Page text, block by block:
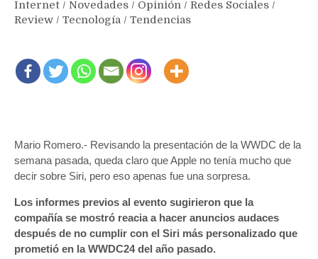
Internet / Novedades / Opinión / Redes Sociales /
Review / Tecnología / Tendencias
Mario Romero.- Revisando la presentación de la WWDC de la
semana pasada, queda claro que Apple no tenía mucho que
decir sobre Siri, pero eso apenas fue una sorpresa.
Los informes previos al evento sugirieron que la
compañía se mostró reacia a hacer anuncios audaces
después de no cumplir con el Siri más personalizado que
prometió en la WWDC24 del año pasado.